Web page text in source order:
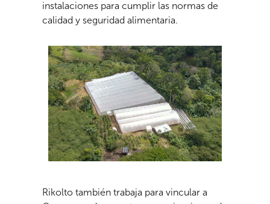
instalaciones para cumplir las normas de
calidad y seguridad alimentaria.
Rikolto también trabaja para vincular a